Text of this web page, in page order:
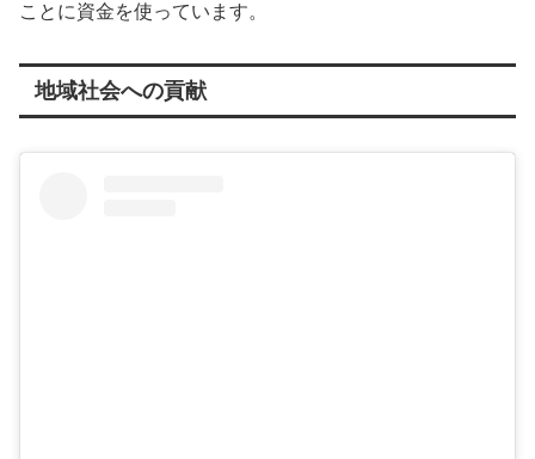
ことに資金を使っています。
地域社会への貢献